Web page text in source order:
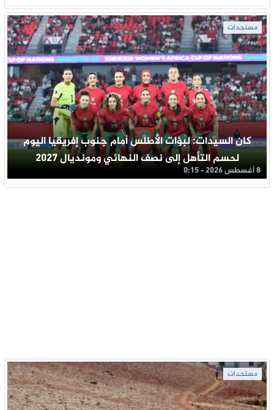
مستجدات
كان السيدات: لبؤات الأطلس أمام جنوب إفريقيا اليوم
لحسم التأهل إلى نصف النهائي ومونديال 2027
8 أغسطس 2026 - 0:15
مستجدات